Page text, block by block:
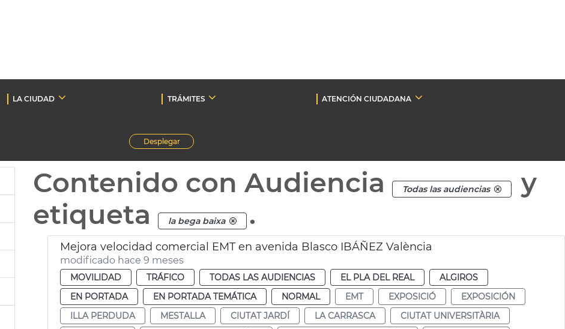
LA CIUDAD TRÁMITES
ATENCIÓN CIUDADANA
Desplegar
Contenido con Audiencia Todas las audiencias
y
etiqueta
la bega baixa .
Mejora velocidad comercial EMT en avenida Blasco IBÁÑEZ València
modificado hace 9 meses
MOVILIDAD TRÁFICO TODAS LAS AUDIENCIAS EL PLA DEL REAL
ALGIROS
EN PORTADA
EN PORTADA TEMÁTICA NORMAL EMT EXPOSICIÓ
EXPOSICIÓN
ILLA PERDUDA
MESTALLA CIUTAT JARDÍ LA CARRASCA
CIUTAT UNIVERSITÀRIA